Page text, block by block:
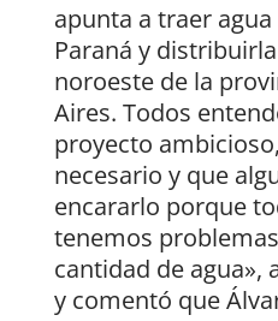
apunta a traer
Paraná y
noroeste de la
Aires. Todos
proyecto
necesario y que
encararlo porque
tenemos
cantidad de agua»,
y comentó que